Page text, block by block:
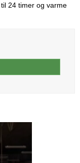
24 timer og varme